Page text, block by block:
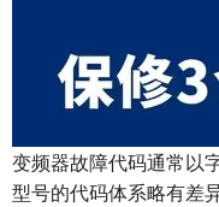
变频器故障代码通常以
型号的代码体系略有差